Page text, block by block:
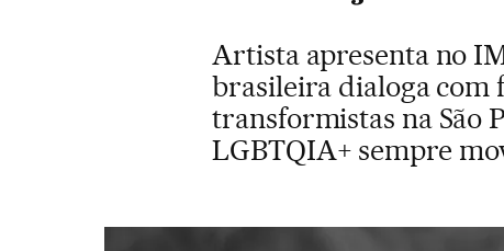
Artista apresenta no
brasileira dialoga com
transformistas na São
LGBTQIA+ sempre